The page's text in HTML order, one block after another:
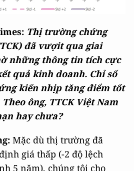
Thị trường chứng
đã vượit qua giai
những thông tin tích cực
quả kinh doanh. Chỉ số
kiến nhịp tăng điểm tốt
ông, TTCK Việt Nam
hay chưa?
Mặc dù thị trường đã
giá thấp (-2 độ lệch
5 năm), chúng tôi cho